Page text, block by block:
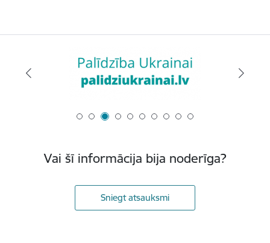
Vai šī informācija bija noderīga?
Sniegt atsauksmi